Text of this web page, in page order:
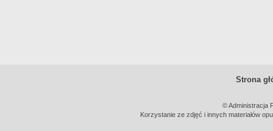
Strona
© Administracja
Korzystanie ze zdjęć i innych materiałów